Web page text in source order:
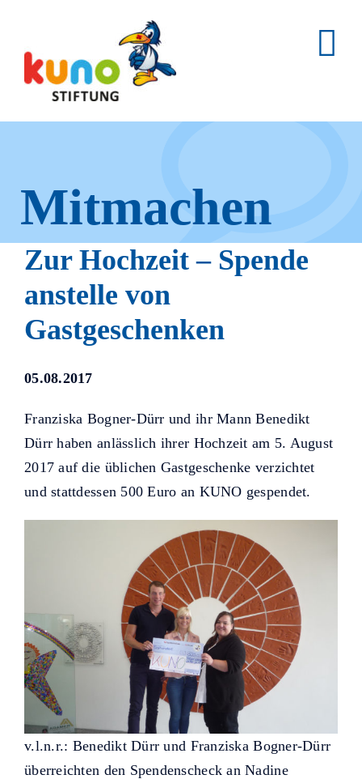
content
Mitmachen
und helfen.
Hier erfahren Sie, wie fleißige
Zur Hochzeit – Spende
anstelle von
Gastgeschenken
05.08.2017
Franziska Bogner-Dürr und ihr Mann Benedikt
Dürr haben anlässlich ihrer Hochzeit am 5. August
2017 auf die üblichen Gastgeschenke verzichtet
und stattdessen 500 Euro an KUNO gespendet.
v.l.n.r.: Benedikt Dürr und Franziska Bogner-Dürr
überreichten den Spendenscheck an Nadine